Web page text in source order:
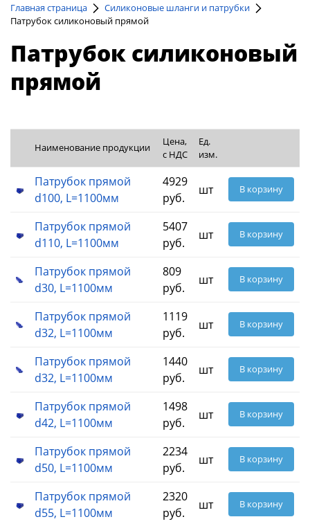
Главная страница
Силиконовые шланги и патрубки
Патрубок силиконовый прямой
Патрубок силиконовый
прямой
Наименование продукции
Цена,
с НДС
Ед.
изм.
Патрубок прямой
d100, L=1100мм
4929
руб.
шт В корзину
Патрубок прямой
d110, L=1100мм
5407
руб.
шт В корзину
Патрубок прямой
d30, L=1100мм
809
руб.
шт В корзину
Патрубок прямой
d32, L=1100мм
1119
руб.
шт В корзину
Патрубок прямой
d32, L=1100мм
1440
руб.
шт В корзину
Патрубок прямой
d42, L=1100мм
1498
руб.
шт В корзину
Патрубок прямой
d50, L=1100мм
2234
руб.
шт В корзину
Патрубок прямой
d55, L=1100мм
2320
руб.
шт В корзину